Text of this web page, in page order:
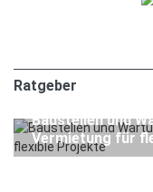
Ratgeber
Ratgeber
Baustellen und
Vermietung für